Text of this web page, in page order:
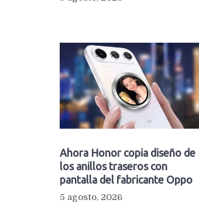
Ahora Honor copia diseño de
los anillos traseros con
pantalla del fabricante Oppo
5 agosto, 2026